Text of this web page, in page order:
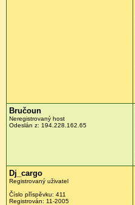
Bručoun
Neregistrovaný host
Odeslán z: 194.228.162.65
Dj_cargo
Registrovaný uživatel
Číslo příspěvku: 411
Registrován: 11-2005